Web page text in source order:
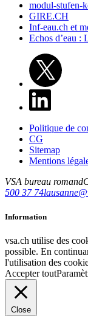
modul-stufen-
GIRE.CH
Inf-eau.ch et
Echos d’eau :
Politique de
CG
Sitemap
Mentions
VSA bureau romand
500 37 74
Information
vsa.ch utilise des
possible. En
l'utilisation des
Accepter tout
Close